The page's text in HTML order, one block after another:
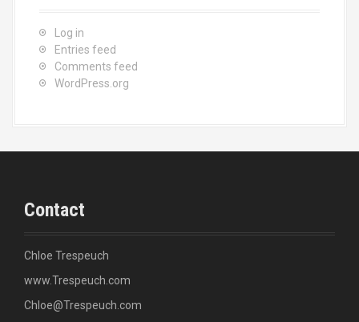
Log in
Entries feed
Comments feed
WordPress.org
Contact
Chloe Trespeuch
www.Trespeuch.com
Chloe@Trespeuch.com